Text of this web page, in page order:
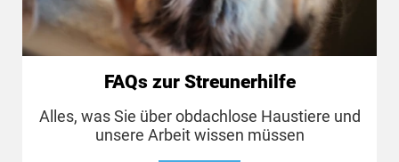
FAQs zur Streunerhilfe
Alles, was Sie über obdachlose Haustiere und
unsere Arbeit wissen müssen